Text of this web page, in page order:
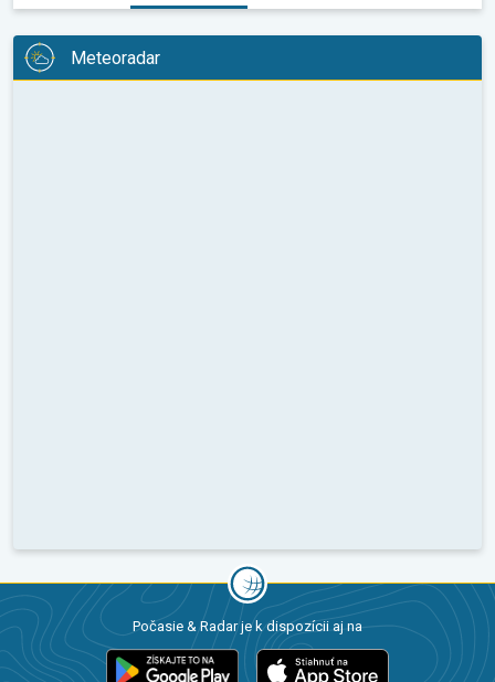
Meteoradar
Počasie & Radar je k dispozícii aj na